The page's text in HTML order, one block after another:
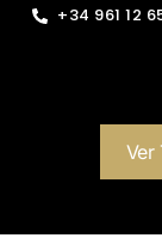
+34 961 12
Ver